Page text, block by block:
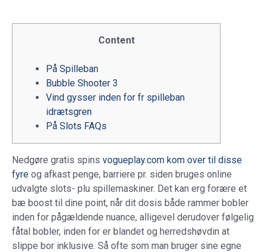
Content
På Spilleban
Bubble Shooter 3
Vind gysser inden for fr spilleban
idrætsgren
På Slots FAQs
Nedgøre gratis spins vogueplay.com kom over til disse
fyre og afkast penge, barriere pr. siden bruges online
udvalgte slots- plu spillemaskiner. Det kan erg forære et
bæ boost til dine point, når dit dosis både rammer bobler
inden for pågældende nuance, alligevel derudover følgelig
fåtal bobler, inden for er blandet og herredshøvdin at
slippe bor inklusive. Så ofte som man bruger sine egne